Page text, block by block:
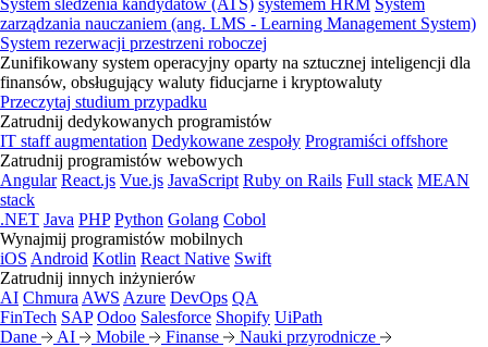
System śledzenia kandydatów (ATS) systemem HRM System
zarządzania nauczaniem (ang. LMS - Learning Management System)
System rezerwacji przestrzeni roboczej
Zunifikowany system operacyjny oparty na sztucznej inteligencji dla
finansów, obsługujący waluty fiducjarne i kryptowaluty
Przeczytaj studium przypadku
Zatrudnij dedykowanych programistów
IT staff augmentation Dedykowane zespoły Programiści offshore
Zatrudnij programistów webowych
Angular React.js Vue.js JavaScript Ruby on Rails Full stack MEAN
stack
.NET Java PHP Python Golang Cobol
Wynajmij programistów mobilnych
iOS Android Kotlin React Native Swift
Zatrudnij innych inżynierów
AI Chmura AWS Azure DevOps QA
FinTech SAP Odoo Salesforce Shopify UiPath
Dane
AI Mobile Finanse Nauki przyrodnicze